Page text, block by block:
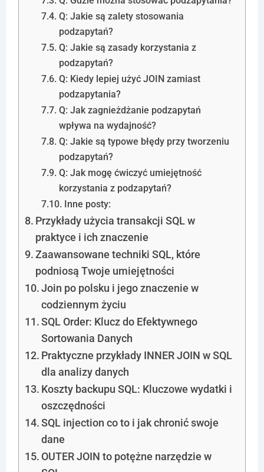
Q: Jakie są zalety stosowania
podzapytań?
Q: Jakie są zasady korzystania z
podzapytań?
Q: Kiedy lepiej użyć JOIN zamiast
podzapytania?
Q: Jak zagnieżdżanie podzapytań
wpływa na wydajność?
Q: Jakie są typowe błędy przy tworzeniu
podzapytań?
Q: Jak mogę ćwiczyć umiejętność
korzystania z podzapytań?
Inne posty:
Przykłady użycia transakcji SQL w
praktyce i ich znaczenie
Zaawansowane techniki SQL, które
podniosą Twoje umiejętności
Join po polsku i jego znaczenie w
codziennym życiu
SQL Order: Klucz do Efektywnego
Sortowania Danych
Praktyczne przykłady INNER JOIN w SQL
dla analizy danych
Koszty backupu SQL: Kluczowe wydatki i
oszczędności
SQL injection co to i jak chronić swoje
dane
OUTER JOIN to potężne narzędzie w